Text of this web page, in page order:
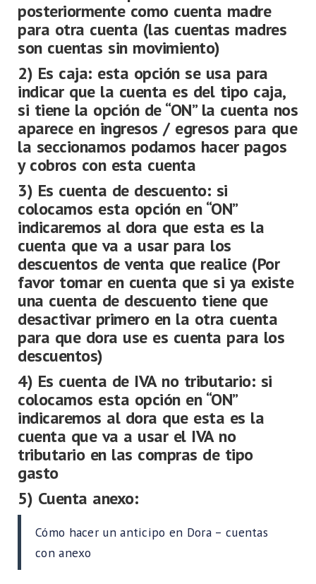
posteriormente como cuenta madre
para otra cuenta (las cuentas madres
son cuentas sin movimiento)
2) Es caja: esta opción se usa para
indicar que la cuenta es del tipo caja,
si tiene la opción de “ON” la cuenta nos
aparece en ingresos / egresos para que
la seccionamos podamos hacer pagos
y cobros con esta cuenta
3) Es cuenta de descuento: si
colocamos esta opción en “ON”
indicaremos al dora que esta es la
cuenta que va a usar para los
descuentos de venta que realice (Por
favor tomar en cuenta que si ya existe
una cuenta de descuento tiene que
desactivar primero en la otra cuenta
para que dora use es cuenta para los
descuentos)
4) Es cuenta de IVA no tributario: si
colocamos esta opción en “ON”
indicaremos al dora que esta es la
cuenta que va a usar el IVA no
tributario en las compras de tipo
gasto
5) Cuenta anexo:
Cómo hacer un anticipo en Dora – cuentas
con anexo